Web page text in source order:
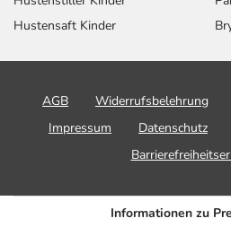
Wechselwirkungen auftreten.
Arzneimittel jedes andere, das
Arzneimittel, die Sie selbst
anwenden oder deren
dem auf der Packung oder der
angegebenen Verfallsdatum.
Hustensaft Kinder
AGB Widerrufsbelehrung
Impressum
Datenschutz
Informationen zu